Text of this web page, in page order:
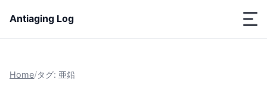
Antiaging Log
Home/タグ: 亜鉛